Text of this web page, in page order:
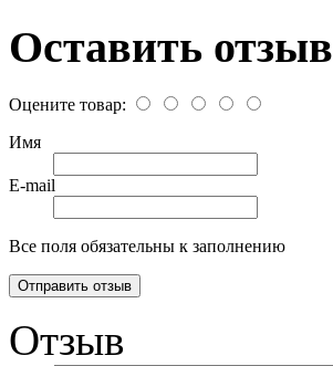
Оставить отзыв
Оцените товар:
Имя
E-mail
Все поля обязательны к заполнению
Отзыв